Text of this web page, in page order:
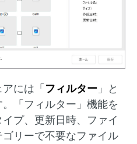
には「フィルター 」と
。「フィルター」機能を
プ、更新日時、ファイ
リーで不要なファイル